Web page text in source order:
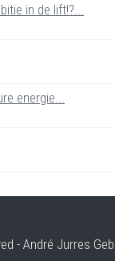
in de lift!?...
energie...
- André Jurres